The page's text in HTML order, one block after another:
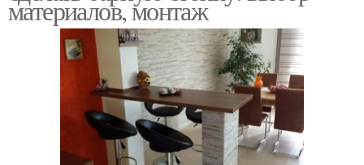
Барные стойки Стойка из кирпича
Стойка на кухню Стойка с мойкой
материалов, монтаж